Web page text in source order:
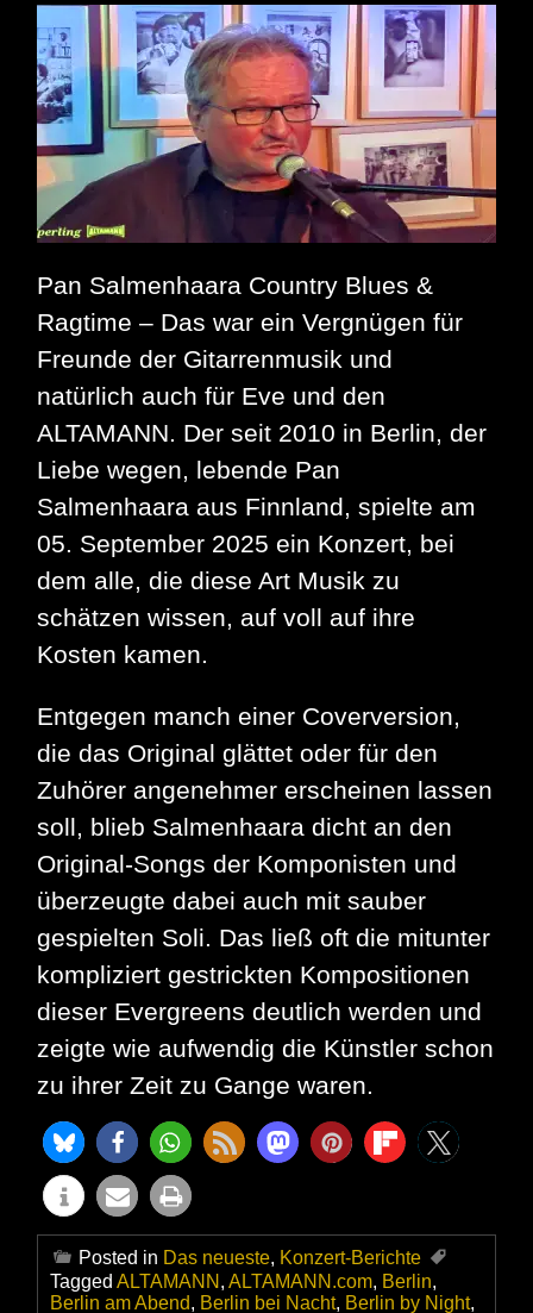
Dicken
Paula
Pan Salmenhaara Country Blues &
Ragtime – Das war ein Vergnügen für
Freunde der Gitarrenmusik und
natürlich auch für Eve und den
ALTAMANN. Der seit 2010 in Berlin, der
Liebe wegen, lebende Pan
Salmenhaara aus Finnland, spielte am
05. September 2025 ein Konzert, bei
dem alle, die diese Art Musik zu
schätzen wissen, auf voll auf ihre
Kosten kamen.
Entgegen manch einer Coverversion,
die das Original glättet oder für den
Zuhörer angenehmer erscheinen lassen
soll, blieb Salmenhaara dicht an den
Original-Songs der Komponisten und
überzeugte dabei auch mit sauber
gespielten Soli. Das ließ oft die mitunter
kompliziert gestrickten Kompositionen
dieser Evergreens deutlich werden und
zeigte wie aufwendig die Künstler schon
zu ihrer Zeit zu Gange waren.
Posted in Das neueste, Konzert-Berichte
Tagged ALTAMANN , ALTAMANN.com, Berlin,
Berlin am Abend, Berlin bei Nacht, Berlin by Night,